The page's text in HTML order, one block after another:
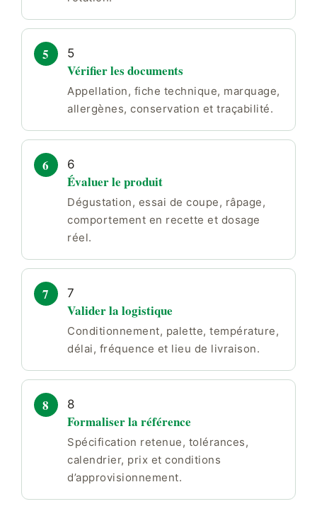
5
Vérifier les documents
Appellation, fiche technique, marquage,
allergènes, conservation et traçabilité.
6
Évaluer le produit
Dégustation, essai de coupe, râpage,
comportement en recette et dosage
réel.
7
Valider la logistique
Conditionnement, palette, température,
délai, fréquence et lieu de livraison.
8
Formaliser la référence
Spécification retenue, tolérances,
calendrier, prix et conditions
d’approvisionnement.